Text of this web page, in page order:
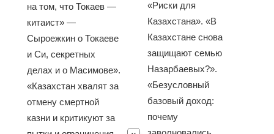
на том, что Токаев —
китаист» —
Сыроежкин о Токаеве
и Си, секретных
делах и о Масимове».
«Казахстан хвалят за
отмену смертной
казни и критикуют за
«Риски для
Казахстана». «В
Казахстане снова
защищают семью
Назарбаевых?».
«Безусловный
базовый доход:
почему